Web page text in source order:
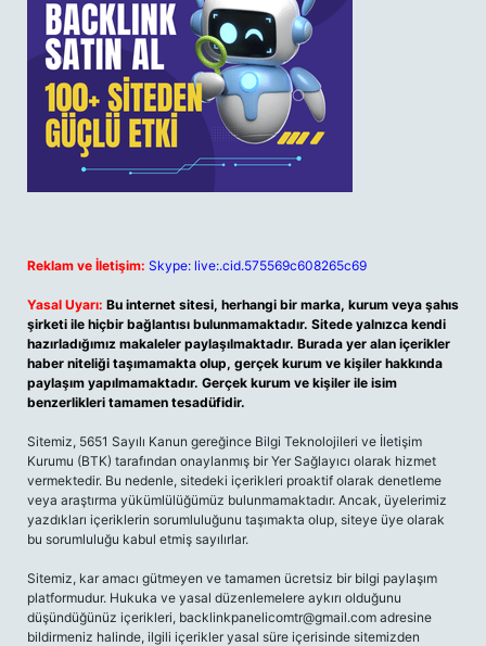
Reklam ve İletişim: Skype: live:.cid.575569c608265c69
Yasal Uyarı: Bu internet sitesi, herhangi bir marka, kurum veya şahıs
şirketi ile hiçbir bağlantısı bulunmamaktadır. Sitede yalnızca kendi
hazırladığımız makaleler paylaşılmaktadır. Burada yer alan içerikler
haber niteliği taşımamakta olup, gerçek kurum ve kişiler hakkında
paylaşım yapılmamaktadır. Gerçek kurum ve kişiler ile isim
benzerlikleri tamamen tesadüfidir.
Sitemiz, 5651 Sayılı Kanun gereğince Bilgi Teknolojileri ve İletişim
Kurumu (BTK) tarafından onaylanmış bir Yer Sağlayıcı olarak hizmet
vermektedir. Bu nedenle, sitedeki içerikleri proaktif olarak denetleme
veya araştırma yükümlülüğümüz bulunmamaktadır. Ancak, üyelerimiz
yazdıkları içeriklerin sorumluluğunu taşımakta olup, siteye üye olarak
bu sorumluluğu kabul etmiş sayılırlar.
Sitemiz, kar amacı gütmeyen ve tamamen ücretsiz bir bilgi paylaşım
platformudur. Hukuka ve yasal düzenlemelere aykırı olduğunu
düşündüğünüz içerikleri, backlinkpanelicomtr@gmail.com adresine
bildirmeniz halinde, ilgili içerikler yasal süre içerisinde sitemizden